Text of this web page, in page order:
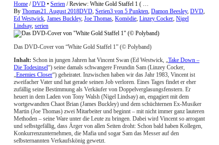
Home /DVD • Serien /Review: White Gold Staffel 1 ( …
By Thomas21. August 2018DVD, Serien3 von 5 Punkten, Damon Beesley, DVD,
Ed Westwick, James Buckley, Joe Thomas, Komödie, Linzey Cocker, Nigel
Lindsay, serien
Das DVD-Cover von “White Gold Staffel 1” (© Polyband)
Inhalt: Schon in jungen Jahren hat Vincent Swan (Ed Westwick, „Take Down –
Die Todesinsel“) seine damals schwangere Freundin Sam (Linzey Cocker,
„Enemies Closer“) geheiratet. Inzwischen haben wir das Jahr 1983, Vincent ist
zweifacher Vater und hat gerade seinen Job verloren. Eines Tages findet er eher
zufällig seine Bestimmung als Verkäufer von Doppelverglasungsfenstern. Er
heuert in dem Laden von Tony Walsh (Nigel Lindsay) an, engagiert mit dem
wortgewandten Chaot Brian (James Buckley) und dem schüchternen Ex-Musiker
Martin (Joe Thomas) zwei Mitarbeiter und beginnt – mit nicht immer ganz lauteren
Methoden – seine Ware unter die Leute zu bringen. Dabei wird Vincent so arrogant
und selbstgefällig, dass Ärger von allen Seiten droht: Schon bald haben Kollegen,
Konkurrenzunternehmen, die Mafia und sogar Sam das Messer auf den
selbsternannten Verkaufskönig gewetzt.